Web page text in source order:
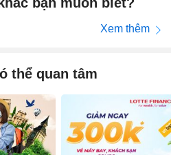
Xem thêm
thể quan tâm